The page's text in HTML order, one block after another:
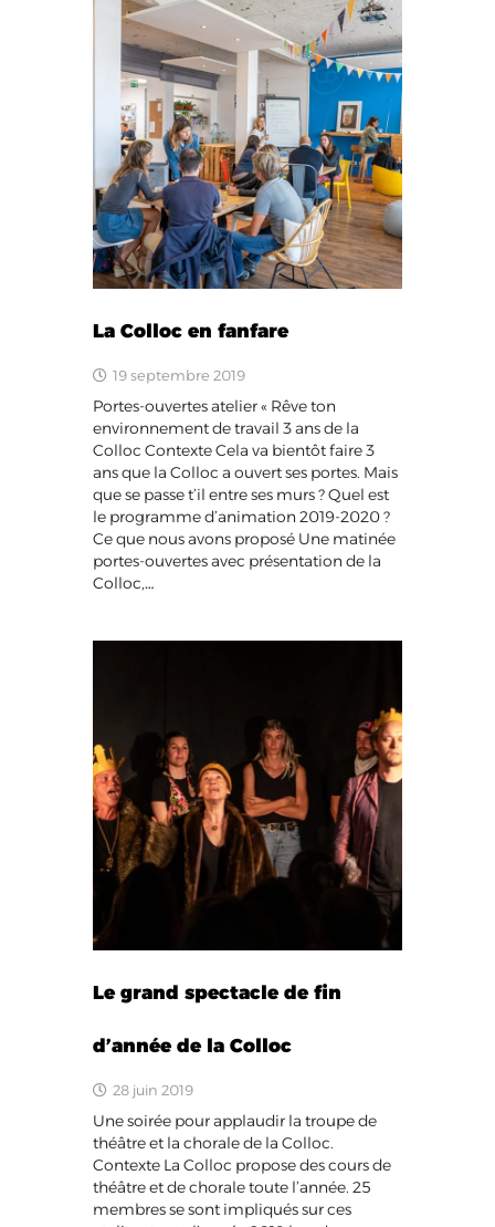
La Colloc en fanfare
19 septembre 2019
Portes-ouvertes atelier « Rêve ton
environnement de travail 3 ans de la
Colloc Contexte Cela va bientôt faire 3
ans que la Colloc a ouvert ses portes. Mais
que se passe t’il entre ses murs ? Quel est
le programme d’animation 2019-2020 ?
Ce que nous avons proposé Une matinée
portes-ouvertes avec présentation de la
Colloc,…
Le grand spectacle de fin
d’année de la Colloc
28 juin 2019
Une soirée pour applaudir la troupe de
théâtre et la chorale de la Colloc.
Contexte La Colloc propose des cours de
théâtre et de chorale toute l’année. 25
membres se sont impliqués sur ces